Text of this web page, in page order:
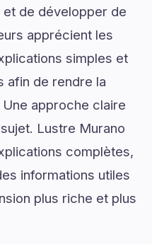
de développer de
apprécient les
simples et
afin de rendre la
approche claire
Lustre Murano
complètes,
informations utiles
plus riche et plus